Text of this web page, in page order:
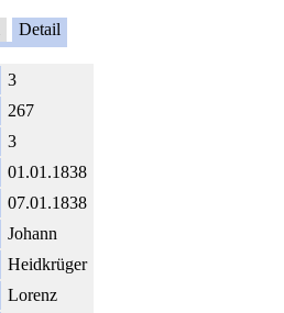
Detail
3
267
3
01.01.1838
07.01.1838
Johann
Heidkrüger
Lorenz